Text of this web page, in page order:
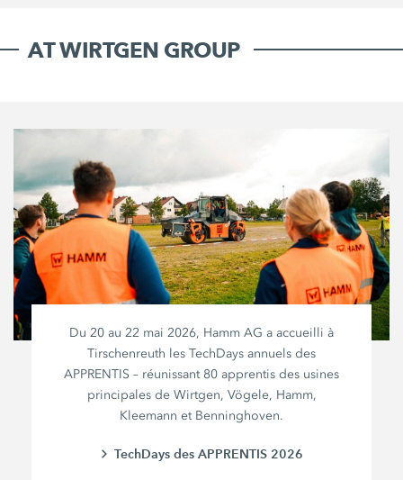
AT WIRTGEN GROUP
Du 20 au22 mai 2026, Hamm AG a accueilli à
Tirschenreuth les TechDays annuels des
APPRENTIS – réunissant 80 apprentis des usines
principales de Wirtgen, Vögele, Hamm,
Kleemann et Benninghoven.
TechDays des APPRENTIS 2026